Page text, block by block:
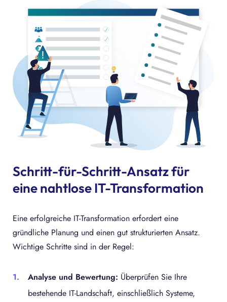
Schritt-für-Schritt-Ansatz für
eine nahtlose IT-Transformation
Eine erfolgreiche IT-Transformation erfordert eine
gründliche Planung und einen gut strukturierten Ansatz.
Wichtige Schritte sind in der Regel:
Analyse und Bewertung: Überprüfen Sie Ihre
bestehende IT-Landschaft, einschließlich Systeme,